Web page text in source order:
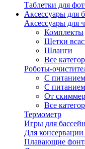
Таблетки для
Аксессуары для
Аксессуары для
Комплекты
Щетки
Шланги
Все
Роботы-
С
С
От
Все
Термометр
Игры для
Для консервации
Плавающие